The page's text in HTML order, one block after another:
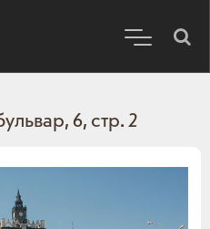
6, стр. 2